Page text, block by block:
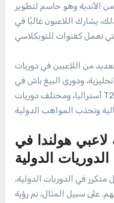
الأندية وهو حاسم لتطوير
يشارك اللاعبون غالبًا في
من اللاعبين في دوريات
ودوري البيغ باش في
أستراليا، ومختلف دوريات T20 عالميًا. تُعرف هذه
هولندا في
الدوريات الدولية
في الدوريات الدولية،
على سبيل المثال، تم رؤية